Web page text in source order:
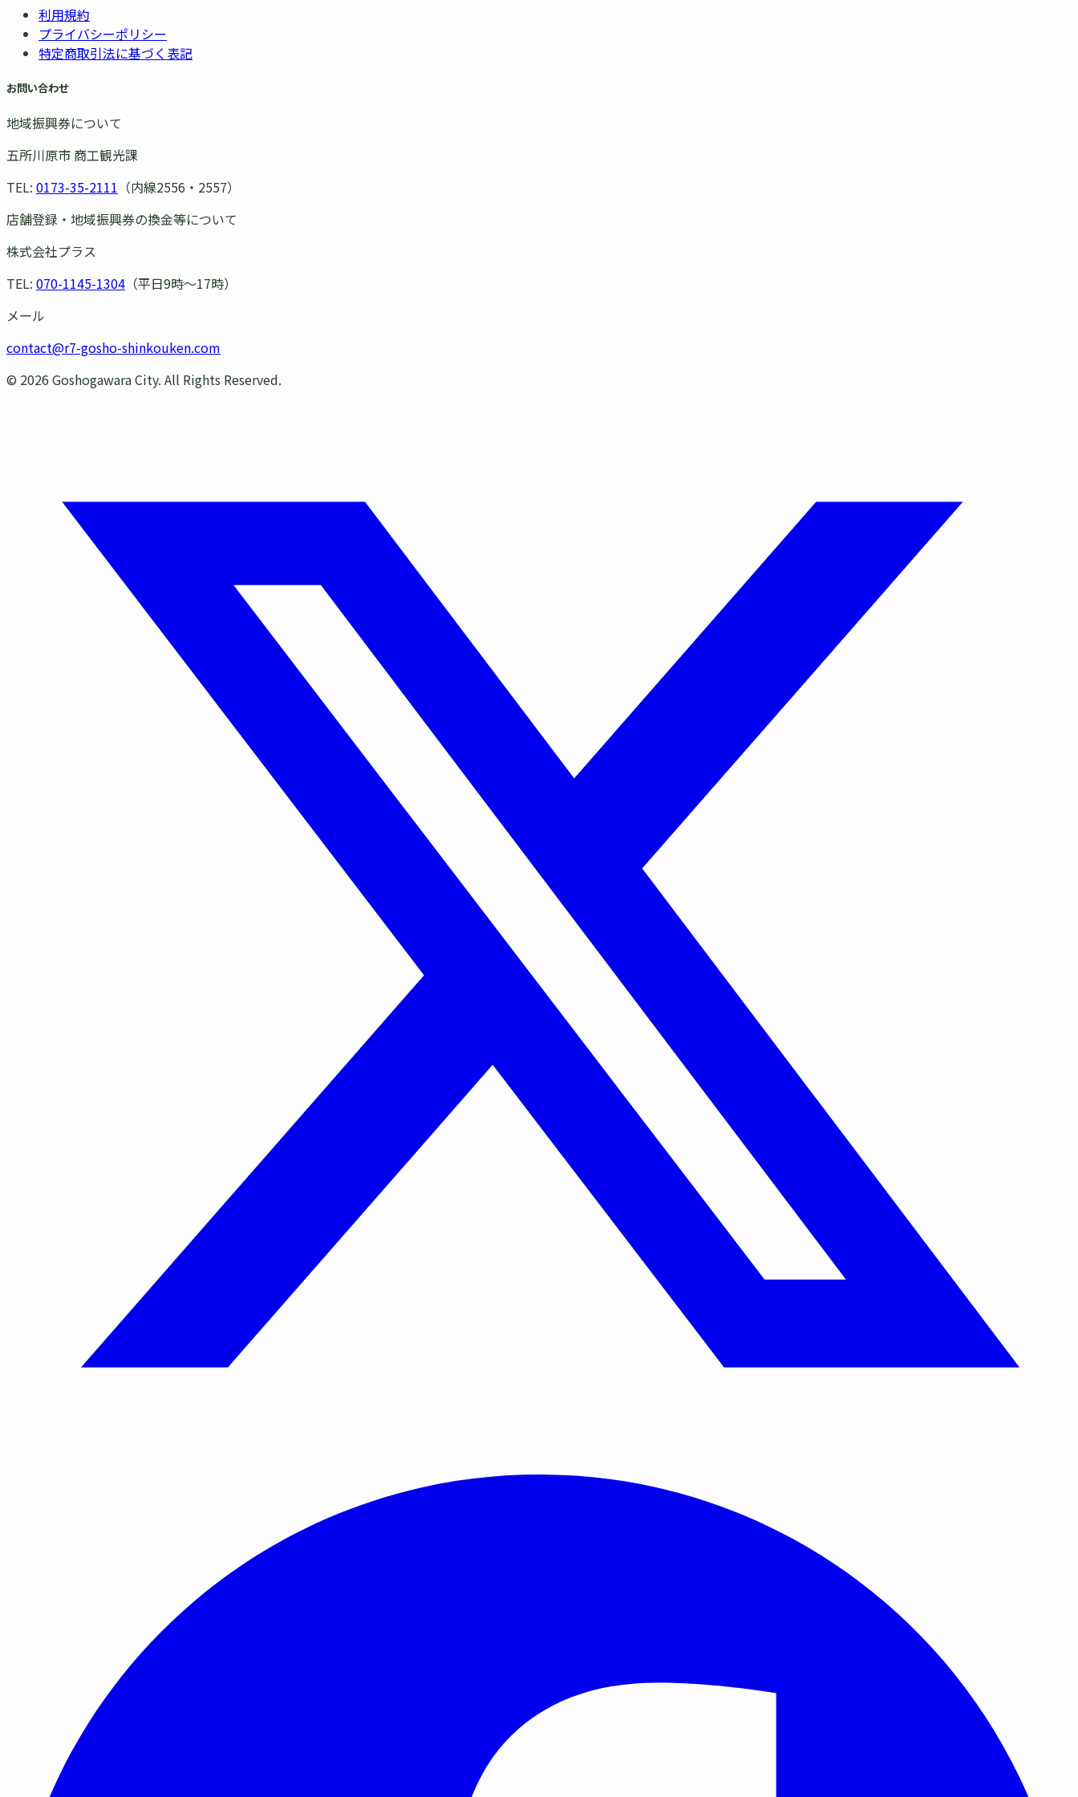
利用規約
プライバシーポリシー
特定商取引法に基づく表記
お問い合わせ
地域振興券について
五所川原市 商工観光課
TEL: 0173-35-2111 （内線2556・2557）
店舗登録・地域振興券の換金等について
株式会社プラス
TEL: 070-1145-1304 （平日9時〜17時）
メール
contact@r7-gosho-shinkouken.com
© 2026 Goshogawara City. All Rights Reserved.